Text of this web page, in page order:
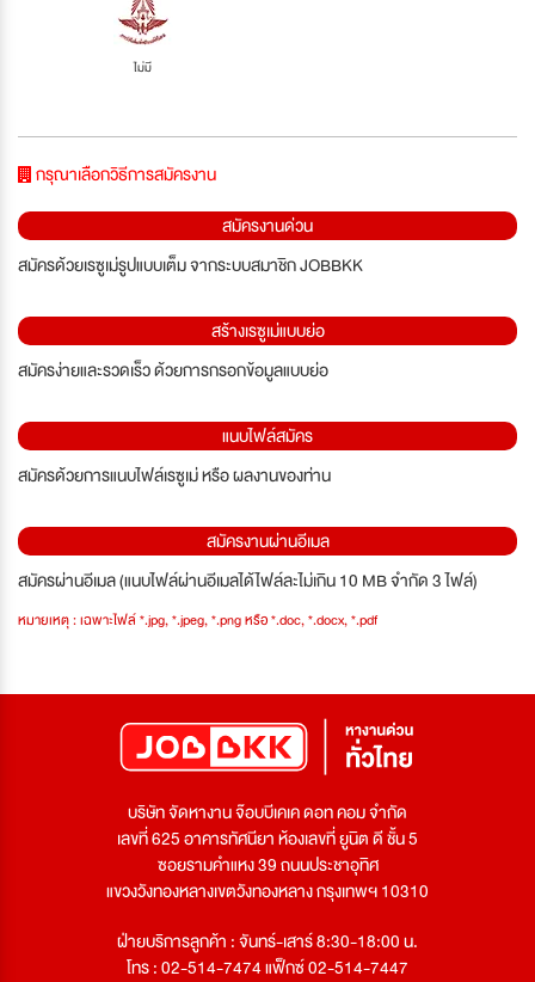
ไม่มี
กรุณาเลือกวิธีการสมัครงาน
สมัครงานด่วน
สมัครด้วยเรซูเม่รูปแบบเต็ม จากระบบสมาชิก JOBBKK
สร้างเรซูเม่แบบย่อ
สมัครง่ายและรวดเร็ว ด้วยการกรอกข้อมูลแบบย่อ
แนบไฟล์สมัคร
สมัครด้วยการแนบไฟล์เรซูเม่ หรือ ผลงานของท่าน
สมัครงานผ่านอีเมล
สมัครผ่านอีเมล (แนบไฟล์ผ่านอีเมลได้ไฟล์ละไม่เกิน 10 MB จำกัด 3 ไฟล์)
หมายเหตุ : เฉพาะไฟล์ *.jpg, *.jpeg, *.png หรือ *.doc, *.docx, *.pdf
บริษัท จัดหางาน จ๊อบบีเคเค ดอท คอม จำกัด
เลขที่ 625 อาคารทัศนียา ห้องเลขที่ ยูนิต ดี ชั้น 5
ซอยรามคำแหง 39 ถนนประชาอุทิศ
แขวงวังทองหลางเขตวังทองหลาง กรุงเทพฯ 10310
ฝ่ายบริการลูกค้า : จันทร์-เสาร์ 8:30-18:00 น.
โทร : 02-514-7474 แฟ็กซ์ 02-514-7447